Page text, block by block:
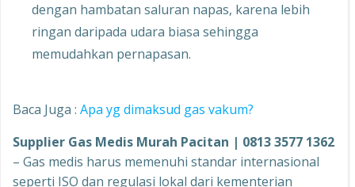
dengan hambatan saluran napas, karena lebih
ringan daripada udara biasa sehingga
memudahkan pernapasan.
Baca Juga : Apa yg dimaksud gas vakum?
Supplier Gas Medis Murah Pacitan | 0813 3577 1362
– Gas medis harus memenuhi standar internasional
seperti ISO dan regulasi lokal dari kementerian